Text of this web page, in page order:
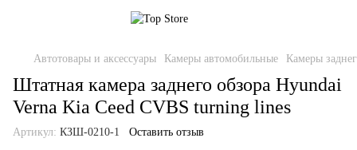
Автотовары и аксессуары Камеры автомобильные Камеры
Штатная камера заднего обзора Hyundai
Verna Kia Ceed CVBS turning lines
Артикул: КЗШ-0210-1 Оставить отзыв